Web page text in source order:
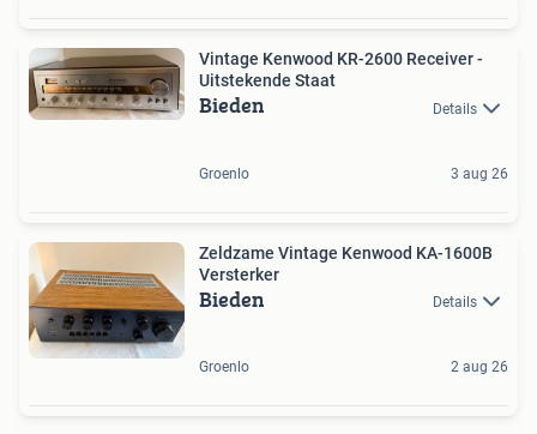
Vintage Kenwood KR-2600 Receiver -
Uitstekende Staat
Bieden Details
Groenlo 3 aug 26
Zeldzame Vintage Kenwood KA-1600B
Versterker
Bieden Details
Groenlo 2 aug 26